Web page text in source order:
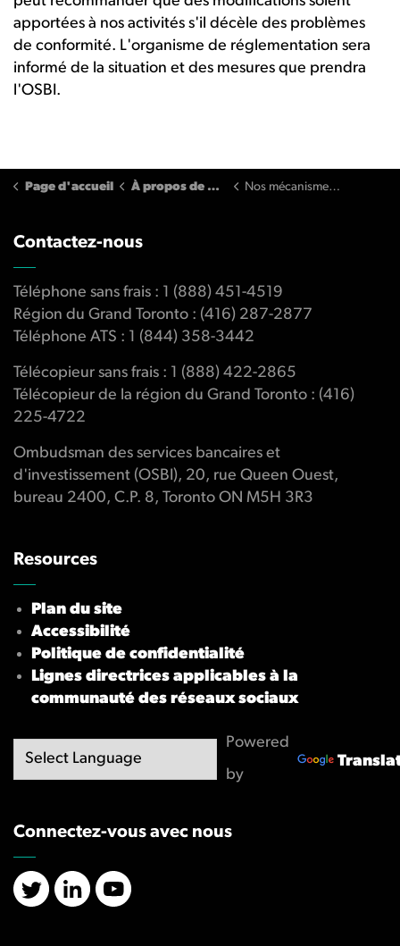
apportées à nos activités s'il décèle des problèmes
de conformité. L'organisme de réglementation sera
informé de la situation et des mesures que prendra
l'OSBI.
Page d'accueil À propos de nous Nos mécanismes de réglementation
Contactez-nous
Téléphone sans frais : 1 (888) 451-4519
Région du Grand Toronto : (416) 287-2877
Téléphone ATS : 1 (844) 358-3442
Télécopieur sans frais : 1 (888) 422-2865
Télécopieur de la région du Grand Toronto : (416)
225-4722
Ombudsman des services bancaires et
d'investissement (OSBI), 20, rue Queen Ouest,
bureau 2400, C.P. 8, Toronto ON M5H 3R3
Resources
Plan du site
Accessibilité
Politique de confidentialité
Lignes directrices applicables à la
communauté des réseaux sociaux
Powered
by
Connectez-vous avec nous
X/TwitterLinkedInYouTube